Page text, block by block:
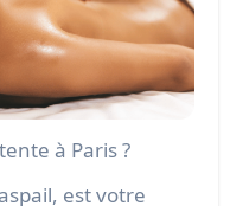
à Paris ?
est votre